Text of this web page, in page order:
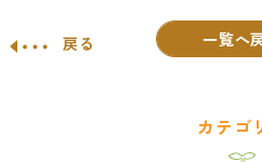
戻る 一覧へ
カテゴ